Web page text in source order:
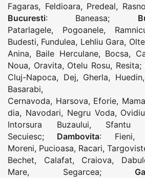
Fagaras, Feldioara, Predeal,
Bucuresti: Baneasa;
Patarlagele, Pogoanele,
Budesti, Fundulea, Lehliu Gara,
Anina, Baile Herculane, Bocsa,
Noua, Oravita, Otelu Rosu, Resita;
Cluj-Napoca, Dej, Gherla, Huedin
Basarabi,
Cernavoda, Harsova, Eforie,
dia, Navodari, Negru Voda, Ovidiu
Intorsura Buzaului, Sfantu
Secuiesc; Dambovita: Fieni,
Moreni, Pucioasa, Racari,
Bechet, Calafat, Craiova,
Mare, Segarcea;